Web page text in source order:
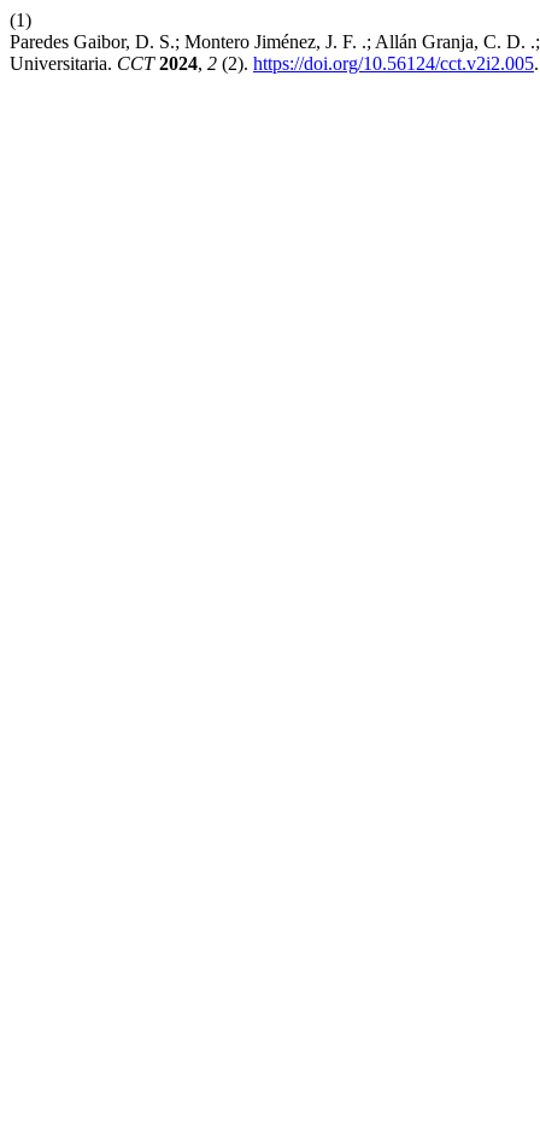
(1)
Paredes Gaibor, D. S.; Montero Jiménez, J. F. .; Allán Granja, C.
Universitaria. CCT 2024, 2 (2). https://doi.org/10.56124/cct.v2i2.005.